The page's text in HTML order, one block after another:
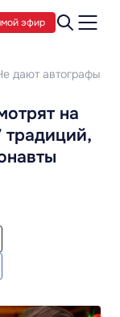
эфир
дают автографы и
на
традиций,